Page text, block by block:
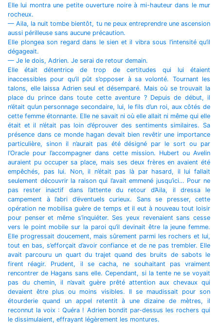
Elle lui montra une petite ouverture noire à mi-hauteur dans le mur
rocheux.
— Aila, la nuit tombe bientôt, tu ne peux entreprendre une ascension
aussi périlleuse sans aucune précaution.
Elle plongea son regard dans le sien et il vibra sous l’intensité qu’il
dégageait.
— Je le dois, Adrien. Je serai de retour demain.
Elle était détentrice de trop de certitudes qui lui étaient
inaccessibles pour qu’il pût s’opposer à sa volonté. Tournant les
talons, elle laissa Adrien seul et désemparé. Mais où se trouvait la
place du prince dans toute cette aventure ? Depuis de début, il
n’était qu’un personnage secondaire, lui, le fils d’un roi, aux côtés de
cette femme étonnante. Elle ne savait ni où elle allait ni même qui elle
était et il n’était pas loin d’éprouver des sentiments similaires. Sa
présence dans ce monde hagan devait bien revêtir une importance
particulière, sinon il n’aurait pas été désigné par le sort ou par
l’Oracle pour l’accompagner dans cette mission. Hubert ou Avelin
auraient pu occuper sa place, mais ses deux frères en avaient été
empêchés, pas lui. Non, il n’était pas là par hasard, il lui fallait
seulement découvrir la raison qui l’avait emmené jusqu’ici… Pour ne
pas rester inactif dans l’attente du retour d’Aila, il dressa le
campement à l’abri d’éventuels curieux. Sans se presser, cette
opération ne mobilisa guère de temps et il eut à nouveau tout loisir
pour penser et même s’inquiéter. Ses yeux revenaient sans cesse
vers le point mobile sur la paroi qu’il devinait être la jeune femme.
Elle progressait doucement, mais sûrement parmi les rochers et lui,
tout en bas, s’efforçait d’avoir confiance et de ne pas trembler. Elle
avait parcouru un quart du trajet quand des bruits de sabots le
firent réagir. Prudent, il se cacha, ne souhaitant pas vraiment
rencontrer de Hagans sans elle. Cependant, si la tente ne se voyait
pas du chemin, il n’avait guère prêté attention aux chevaux qui
devaient être plus ou moins visibles. Il se maudissait pour son
étourderie quand un appel retentit à une dizaine de mètres, il
reconnut la voix : Quéra ! Adrien bondit par-dessus les rochers qui
le dissimulaient, effrayant légèrement les montures.